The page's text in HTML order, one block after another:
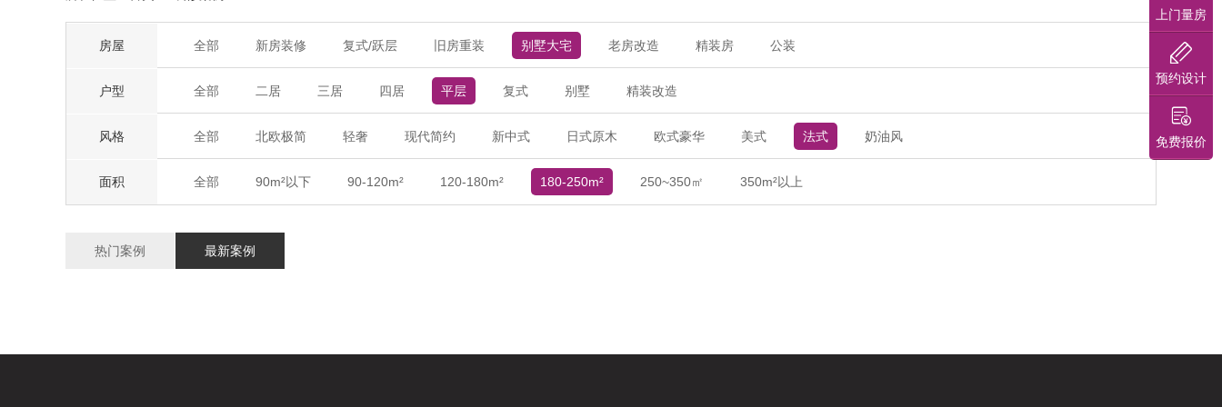
房屋 全部 新房装修 复式/跃层 旧房重装 别墅大宅 老房改造 精装房 公装
户型 全部 二居 三居 四居 平层 复式 别墅 精装改造
风格 全部 北欧极简 轻奢 现代简约 新中式 日式原木 欧式豪华 美式 法式 奶油风
面积 全部 90m²以下 90-120m² 120-180m² 180-250m² 250~350㎡ 350m²以上
热门案例 最新案例
上门量房
预约设计
免费报价